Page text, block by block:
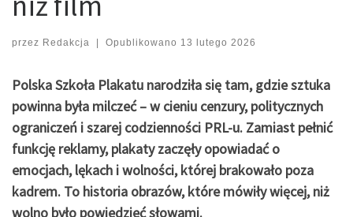
przez Redakcja Opublikowano 13 lutego 2026
Polska Szkoła Plakatu narodziła się tam, gdzie sztuka
powinna była milczeć – w cieniu cenzury, politycznych
ograniczeń i szarej codzienności PRL-u. Zamiast pełnić
funkcję reklamy, plakaty zaczęły opowiadać o
emocjach, lękach i wolności, której brakowało poza
kadrem. To historia obrazów, które mówiły więcej, niż
wolno było powiedzieć słowami.